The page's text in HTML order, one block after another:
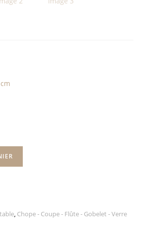
, Chope - Coupe - Flûte - Gobelet - Verre